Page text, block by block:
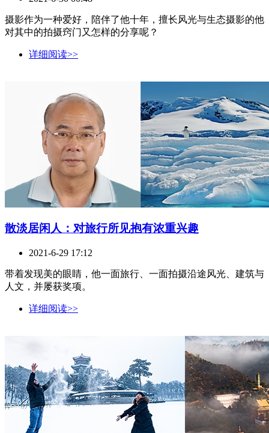
摄影作为一种爱好，陪伴了他十年，擅长风光与生态摄影的他
对其中的拍摄窍门又怎样的分享呢？
详细阅读>>
散淡居闲人：对旅行所见抱有浓重兴趣
2021-6-29 17:12
带着发现美的眼睛，他一面旅行、一面拍摄沿途风光、建筑与
人文，并屡获奖项。
详细阅读>>